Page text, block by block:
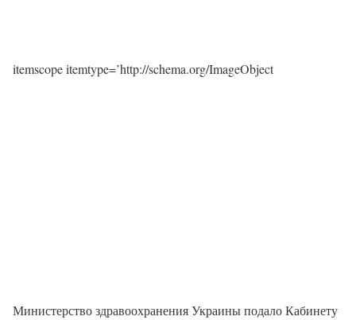
itemscope itemtype=’http://schema.org/ImageObject
Министерство здравоохранения Украины подало Кабинету